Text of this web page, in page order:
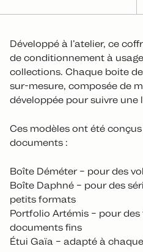
Développé à l’atelier, ce
de conditionnement à
collections. Chaque boite
sur-mesure, composée de
développée pour suivre une
Ces modèles ont été
documents :
Boîte Déméter – pour des
Boîte Daphné – pour des
petits formats
Portfolio Artémis – pour
documents fins
Étui Gaïa – adapté à